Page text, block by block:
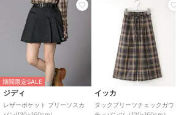
期間限定SALE
ジディ
レザーポケット プリーツスカ
イッカ
タックプリーツチェックガウ